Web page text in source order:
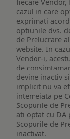
fiecare Vendor,
cazul in care
exprimati
optiunile dvs.
de Prelucrare
website. In
Vendor-i,
de
devine inactiv
implicit nu va
intemeiata pe
Scopurile de
ati optat cu DA
Scopurile de
inactivat.